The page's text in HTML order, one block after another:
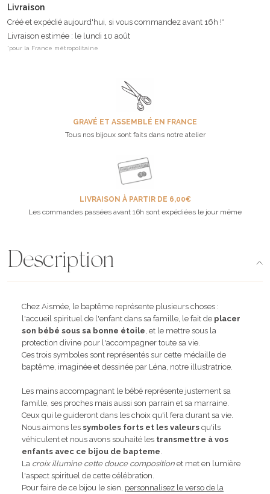
Livraison
Créé et expédié aujourd'hui, si vous commandez avant 16h !*
Livraison estimée : le lundi 10 août
*pour la France métropolitaine
GRAVÉ ET ASSEMBLÉ EN FRANCE
Tous nos bijoux sont faits dans notre atelier
LIVRAISON À PARTIR DE 6,00€
Les commandes passées avant 16h sont expédiées le jour même
Description
Chez Aismée, le baptême représente plusieurs choses :
l'accueil spirituel de l'enfant dans sa famille, le fait de placer
son bébé sous sa bonne étoile , et le mettre sous la
protection divine pour l'accompagner toute sa vie.
Ces trois symboles sont représentés sur cette médaille de
baptême, imaginée et dessinée par Léna, notre illustratrice.
Les mains accompagnant le bébé représente justement sa
famille, ses proches mais aussi son parrain et sa marraine.
Ceux qui le guideront dans les choix qu'il fera durant sa vie.
Nous aimons les symboles forts et les valeurs qu'ils
véhiculent et nous avons souhaité les transmettre à vos
enfants avec ce bijou de bapteme
La croix illumine cette douce composition et met en lumière
l'aspect spirituel de cette célébration.
Pour faire de ce bijou le sien, personnalisez le verso de la